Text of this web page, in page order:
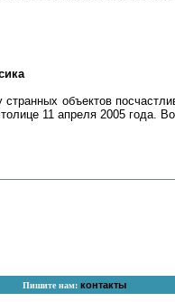
объектов
11 апреля 2005 года. Во
Пишите нам: контакты